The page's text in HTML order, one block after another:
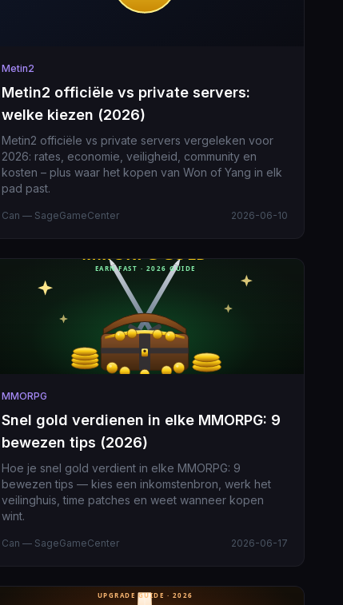
Metin2
Metin2 officiële vs private servers:
welke kiezen (2026)
Metin2 officiële vs private servers vergeleken voor
2026: rates, economie, veiligheid, community en
kosten – plus waar het kopen van Won of Yang in elk
pad past.
Can — SageGameCenter 2026-06-10
MMORPG
Snel gold verdienen in elke MMORPG: 9
bewezen tips (2026)
Hoe je snel gold verdient in elke MMORPG: 9
bewezen tips — kies een inkomstenbron, werk het
veilinghuis, time patches en weet wanneer kopen
wint.
Can — SageGameCenter 2026-06-17